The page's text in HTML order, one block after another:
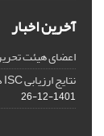
آخرین اخبار
اعضای هیئت
نتایج ارزیابی ISC در مورد رتبه بندی نشریات علمی کشور در سال 1399
1401-12-26